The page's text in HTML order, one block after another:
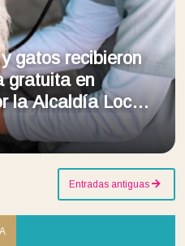
gatos recibieron
gratuita en
la Alcaldía Local
Entradas antiguas